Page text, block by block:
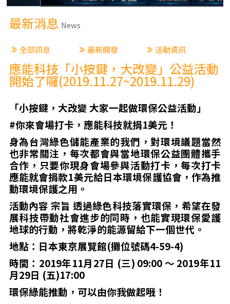
最新消息 News
全部訊息 最新開發 活動資訊
應能科技「小按鍵，大改變」公益活動
開始了囉(2019.11.27~2019.11.29)
「小按鍵，大改變 大家一起做環保公益活動」
#你來會場打卡，應能科技就捐1美元！
身為台灣綠色儲能產業的我們，對環境議題當然
也非常關注，每次都會與當地環保公益團體攜手
合作，只要你現身會場參與活動打卡，每次打卡
應能就會捐款1美元給日本環境保護協會，作為推
動環境保護之用。
活動內容 宗旨 透過綠色科技落實環保，希望在發
展科技帶動社會進步的同時，也能實現環保愛護
地球的行動，將乾淨的能源留給下一個世代。
地點：日本東京展覽館(攤位號碼4-59-4)
時間：2019年11月27日 (三) 09:00 ～ 2019年11
月29日 (五)17:00
環保綠能推動，可以由你我做起哦！